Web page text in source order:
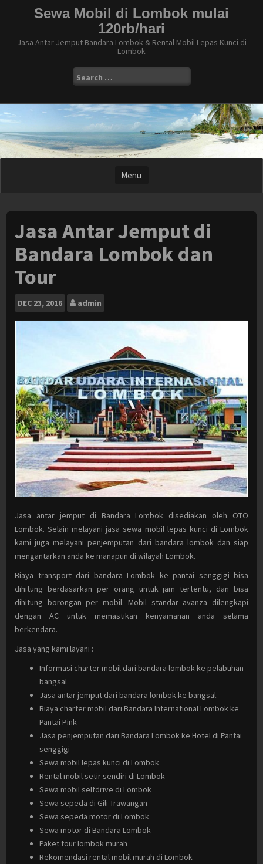
e
n
Sewa Mobil di Lombok mulai
120rb/hari
Jasa Antar Jemput Bandara Lombok & Rental Mobil Lepas Kunci di
Lombok
S
e
r
h
f
o
Jasa Antar Jemput di
Bandara Lombok dan
Tour
DEC 23, 2016 admin
Jasa antar jemput di Bandara Lombok disediakan oleh OTO
Lombok. Selain melayani jasa sewa mobil lepas kunci di Lombok
kami juga melayani penjemputan dari bandara lombok dan siap
mengantarkan anda ke manapun di wilayah Lombok.
Biaya transport dari bandara Lombok ke pantai senggigi bisa
dihitung berdasarkan per orang untuk jam tertentu, dan bisa
dihitung borongan per mobil. Mobil standar avanza dilengkapi
dengan AC untuk memastikan kenyamanan anda selama
berkendara.
Jasa yang kami layani :
Informasi charter mobil dari bandara lombok ke pelabuhan
bangsal
Jasa antar jemput dari bandara lombok ke bangsal.
Biaya charter mobil dari Bandara International Lombok ke
Pantai Pink
Jasa penjemputan dari Bandara Lombok ke Hotel di Pantai
senggigi
Sewa mobil lepas kunci di Lombok
Rental mobil setir sendiri di Lombok
Sewa mobil selfdrive di Lombok
Sewa sepeda di Gili Trawangan
Sewa sepeda motor di Lombok
Sewa motor di Bandara Lombok
Paket tour lombok murah
Rekomendasi rental mobil murah di Lombok